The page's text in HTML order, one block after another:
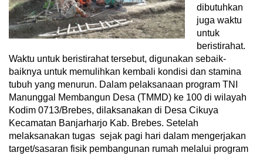
dibutuhkan
juga waktu
untuk
beristirahat.
Waktu untuk beristirahat tersebut, digunakan sebaik-
baiknya untuk memulihkan kembali kondisi dan stamina
tubuh yang menurun. Dalam pelaksanaan program TNI
Manunggal Membangun Desa (TMMD) ke 100 di wilayah
Kodim 0713/Brebes, dilaksanakan di Desa Cikuya
Kecamatan Banjarharjo Kab. Brebes. Setelah
melaksanakan tugas sejak pagi hari dalam mengerjakan
target/sasaran fisik pembangunan rumah melalui program